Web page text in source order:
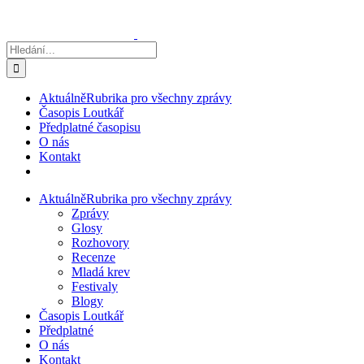
obsah
Hledat:
AktuálněRubrika pro všechny zprávy
Časopis Loutkář
Předplatné časopisu
O nás
Kontakt
AktuálněRubrika pro všechny zprávy
Zprávy
Glosy
Rozhovory
Recenze
Mladá krev
Festivaly
Blogy
Časopis Loutkář
Předplatné
O nás
Kontakt